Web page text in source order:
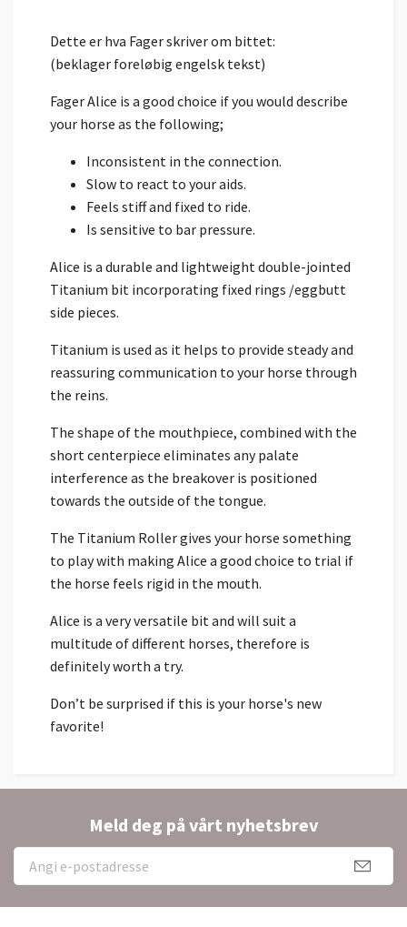
Dette er hva Fager skriver om bittet:
(beklager foreløbig engelsk tekst)
Fager Alice is a good choice if you would describe
your horse as the following;
Inconsistent in the connection.
Slow to react to your aids.
Feels stiff and fixed to ride.
Is sensitive to bar pressure.
Alice is a durable and lightweight double-jointed
Titanium bit incorporating fixed rings /eggbutt
side pieces.
Titanium is used as it helps to provide steady and
reassuring communication to your horse through
the reins.
The shape of the mouthpiece, combined with the
short centerpiece eliminates any palate
interference as the breakover is positioned
towards the outside of the tongue.
The Titanium Roller gives your horse something
to play with making Alice a good choice to trial if
the horse feels rigid in the mouth.
Alice is a very versatile bit and will suit a
multitude of different horses, therefore is
definitely worth a try.
Don’t be surprised if this is your horse's new
favorite!
Meld deg på vårt nyhetsbrev